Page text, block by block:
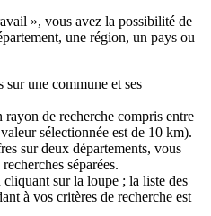
», vous avez la possibilité de
une région, un pays ou
sur une commune et ses
de recherche compris entre
sélectionnée est de 10 km).
sur deux départements, vous
séparées.
sur la loupe ; la liste des
à vos critères de recherche est